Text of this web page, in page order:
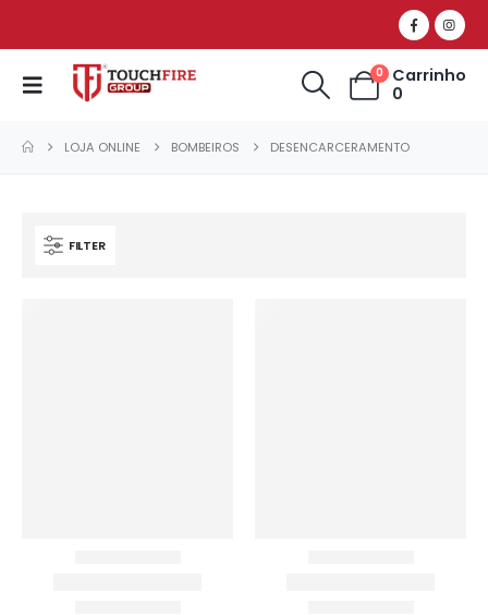
0
Carrinho
0
LOJA ONLINE BOMBEIROS DESENCARCERAMENTO
FILTER